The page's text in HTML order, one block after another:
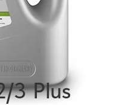
3 Plus